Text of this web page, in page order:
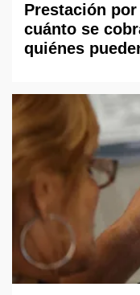
Prestación por
cuánto se
quiénes